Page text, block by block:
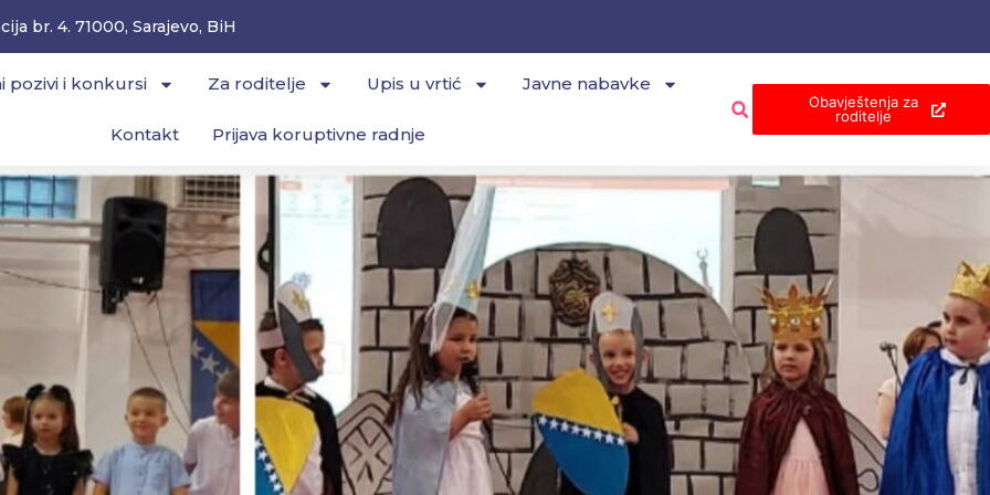
br. 4. 71000, Sarajevo, BiH
pozivi i konkursi Za roditelje Upis u vrtić Javne nabavke
Kontakt Prijava koruptivne radnje
Obavještenja za
roditelje